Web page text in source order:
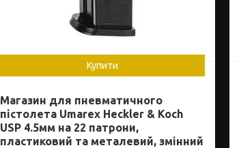
Купити
Магазин для пневматичного
пістолета Umarex Heckler & Koch
USP 4.5мм на 22 патрони,
пластиковий та металевий, змінний